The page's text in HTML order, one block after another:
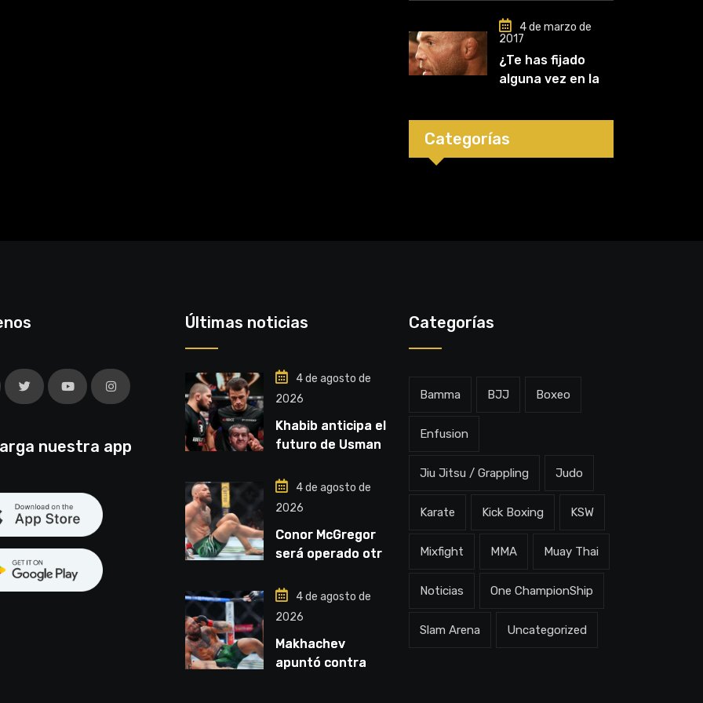
4 de marzo de
2017
¿Te has fijado
alguna vez en las
luchadores?
Categorías
nuestra app
Últimas noticias
4 de agosto de
2026
Khabib anticipa el
futuro de Usman
“Van a ver en qué
liga competirá”
4 de agosto de
2026
Conor McGregor
será operado otra
cirugía número
cinco”
4 de agosto de
2026
Makhachev
apuntó contra
Categorías
Bamma BJJ Boxeo
Enfusion
Jiu Jitsu / Grappling Judo
Karate Kick Boxing KSW
Mixfight MMA Muay Thai
Noticias One ChampionShip
Slam Arena Uncategorized